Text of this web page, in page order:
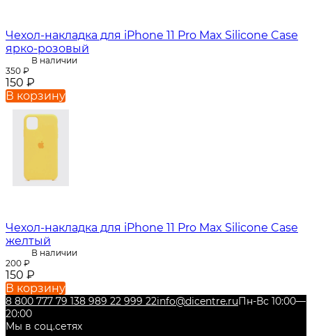
Чехол-накладка для iPhone 11 Pro Max Silicone Case
ярко-розовый
В наличии
350 ₽
150 ₽
В корзину
Чехол-накладка для iPhone 11 Pro Max Silicone Case
желтый
В наличии
200 ₽
150 ₽
В корзину
8 800 777 79 138 989 22 999 22info@dicentre.ruПн-Вс 10:00—
20:00
Мы в соц.сетях